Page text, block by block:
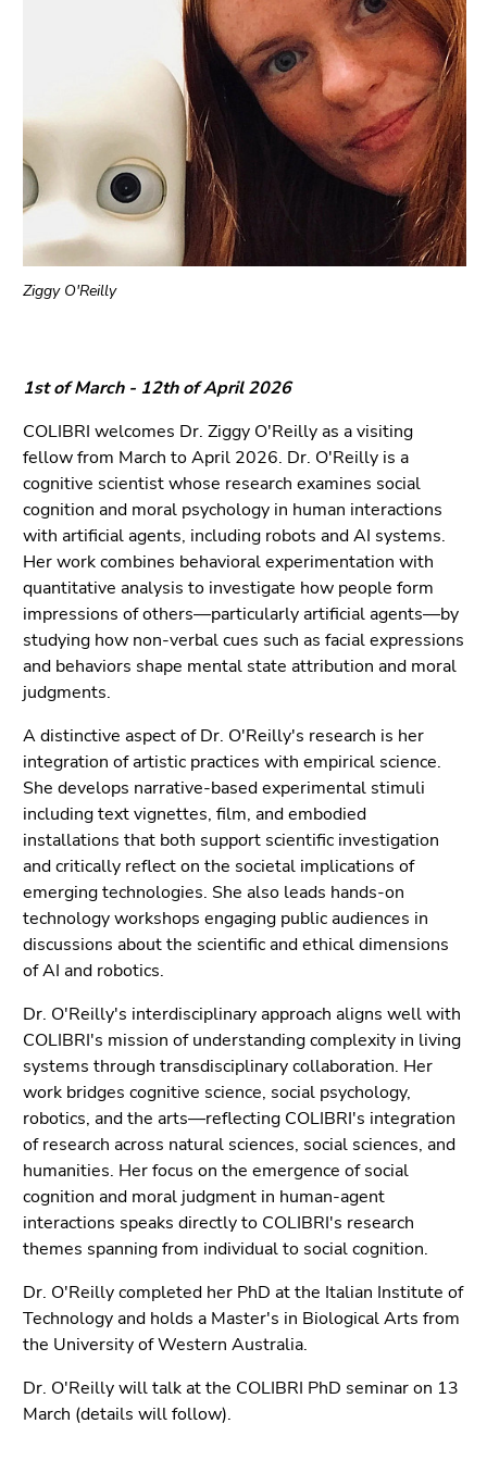
Inhalt
(Zugriffstaste
1)
Zur
Positionsanzeige
2)
3)
den
Zusatzinformationen
(Zugriffstaste
5)
Zu
den
Seiteneinstellungen
(Benutzer/Sprache)
(Zugriffstaste
8)
Zur
Suche
(Zugriffstaste
9)
Ziggy O'Reilly
1st of March - 12th of April 2026
COLIBRI welcomes Dr. Ziggy O'Reilly as a visiting
fellow from March to April 2026. Dr. O'Reilly is a
cognitive scientist whose research examines social
cognition and moral psychology in human interactions
with artificial agents, including robots and AI systems.
Her work combines behavioral experimentation with
quantitative analysis to investigate how people form
impressions of others—particularly artificial agents—by
studying how non-verbal cues such as facial expressions
and behaviors shape mental state attribution and moral
judgments.
A distinctive aspect of Dr. O'Reilly's research is her
integration of artistic practices with empirical science.
She develops narrative-based experimental stimuli
including text vignettes, film, and embodied
installations that both support scientific investigation
and critically reflect on the societal implications of
emerging technologies. She also leads hands-on
technology workshops engaging public audiences in
discussions about the scientific and ethical dimensions
of AI and robotics.
Dr. O'Reilly's interdisciplinary approach aligns well with
COLIBRI's mission of understanding complexity in living
systems through transdisciplinary collaboration. Her
work bridges cognitive science, social psychology,
robotics, and the arts—reflecting COLIBRI's integration
of research across natural sciences, social sciences, and
humanities. Her focus on the emergence of social
cognition and moral judgment in human-agent
interactions speaks directly to COLIBRI's research
themes spanning from individual to social cognition.
Dr. O'Reilly completed her PhD at the Italian Institute of
Technology and holds a Master's in Biological Arts from
the University of Western Australia.
Dr. O'Reilly will talk at the COLIBRI PhD seminar on 13
March (details will follow).